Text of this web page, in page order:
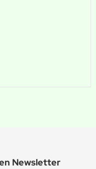
Newsletter